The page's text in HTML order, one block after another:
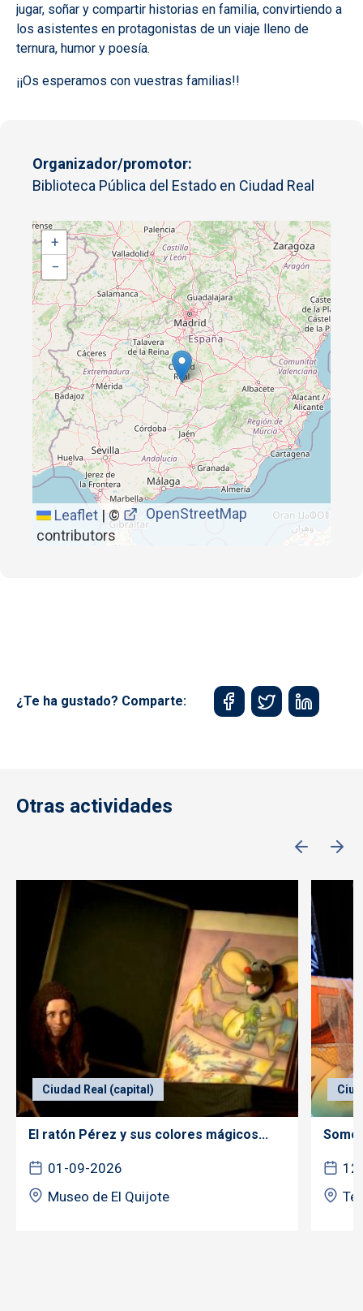
jugar, soñar y compartir historias en familia, convirtiendo a
los asistentes en protagonistas de un viaje lleno de
ternura, humor y poesía.
¡¡Os esperamos con vuestras familias!!
Organizador/promotor
Biblioteca Pública del Estado en Ciudad Real
+
−
Leaflet | ©
OpenStreetMap
contributors
¿Te ha gustado? Comparte:
Otras actividades
Ciudad Real (capital)
El ratón Pérez y sus colores mágicos...
01-09-2026
Museo de El Quijote